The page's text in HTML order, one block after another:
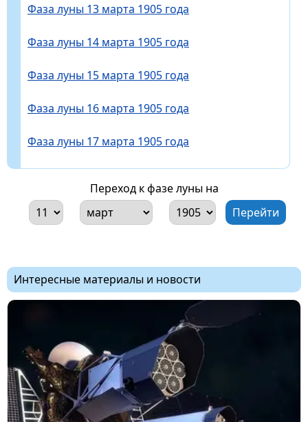
Фаза луны 13 марта 1905 года
Фаза луны 14 марта 1905 года
Фаза луны 15 марта 1905 года
Фаза луны 16 марта 1905 года
Фаза луны 17 марта 1905 года
Переход к фазе луны на
Интересные материалы и новости